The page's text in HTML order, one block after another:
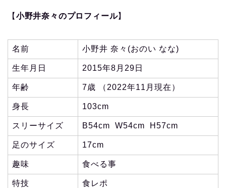
【 小野井奈々のプロフィール】
名前 小野井 奈々(おのい なな)
生年月日 2015年8月29日
年齢 7歳 （2022年11月現在）
身長 103cm
スリーサイズ B54cm W54cm H57cm
足のサイズ 17cm
趣味 食べる事
特技 食レポ